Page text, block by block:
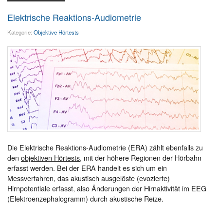
Elektrische Reaktions-Audiometrie
Kategorie: Objektive Hörtests
Die Elektrische Reaktions-Audiometrie (ERA) zählt ebenfalls zu
den objektiven Hörtests, mit der höhere Regionen der Hörbahn
erfasst werden. Bei der ERA handelt es sich um ein
Messverfahren, das akustisch ausgelöste (evozierte)
Hirnpotentiale erfasst, also Änderungen der Hirnaktivität im EEG
(Elektroenzephalogramm) durch akustische Reize.